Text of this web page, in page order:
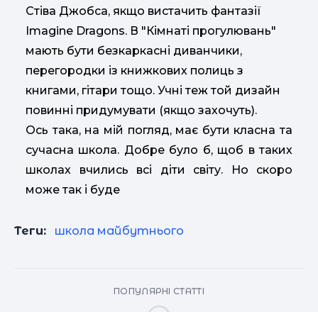
Стіва Джобса, якщо вистачить фантазії
Imagine Dragons. В "Кімнаті прогулювань"
мають бути безкаркасні диванчики,
перегородки із книжкових полиць з
книгами, гітари тощо. Учні теж той дизайн
повинні придумувати (якщо захочуть).
Ось така, на мій погляд, має бути класна та
сучасна школа. Добре було б, щоб в таких
школах вчились всі діти світу. Но скоро
може так і буде
Теги: школа майбутнього
ПОПУЛЯРНІ СТАТТІ